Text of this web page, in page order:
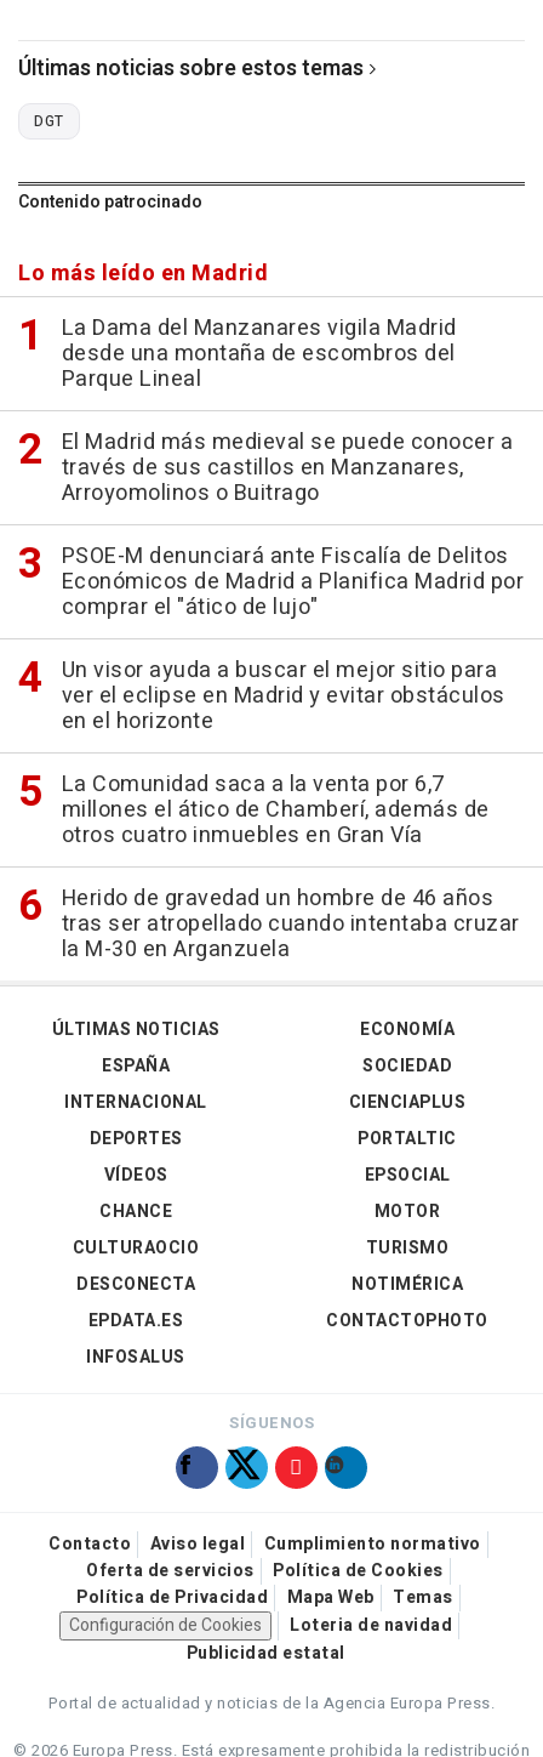
Últimas noticias sobre estos temas
DGT
Contenido patrocinado
Lo más leído en Madrid
La Dama del Manzanares vigila Madrid
desde una montaña de escombros del
Parque Lineal
El Madrid más medieval se puede conocer a
través de sus castillos en Manzanares,
Arroyomolinos o Buitrago
PSOE-M denunciará ante Fiscalía de Delitos
Económicos de Madrid a Planifica Madrid por
comprar el "ático de lujo"
Un visor ayuda a buscar el mejor sitio para
ver el eclipse en Madrid y evitar obstáculos
en el horizonte
La Comunidad saca a la venta por 6,7
millones el ático de Chamberí, además de
otros cuatro inmuebles en Gran Vía
Herido de gravedad un hombre de 46 años
tras ser atropellado cuando intentaba cruzar
la M-30 en Arganzuela
ÚLTIMAS NOTICIAS
ESPAÑA
INTERNACIONAL
DEPORTES
VÍDEOS
ECONOMÍA
SOCIEDAD
CIENCIAPLUS
PORTALTIC
EPSOCIAL
CHANCE
CULTURAOCIO
DESCONECTA
EPDATA.ES
INFOSALUS
MOTOR
TURISMO
NOTIMÉRICA
CONTACTOPHOTO
SÍGUENOS
Contacto Aviso legal
Cumplimiento normativo
Oferta de servicios
Política de Cookies
Política de Privacidad
Mapa Web
Temas
Configuración de Cookies
Loteria de navidad
Publicidad estatal
Portal de actualidad y noticias de la Agencia Europa Press.
© 2026 Europa Press. Está expresamente prohibida la redistribución